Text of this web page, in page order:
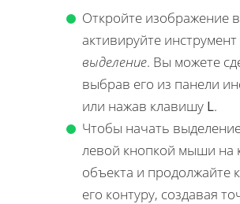
Откройте изображение
активируйте инструмент
выделение. Вы можете
выбрав его из панели
или нажав клавишу L.
Чтобы начать
левой кнопкой мыши на
объекта и продолжайте
его контуру, создавая